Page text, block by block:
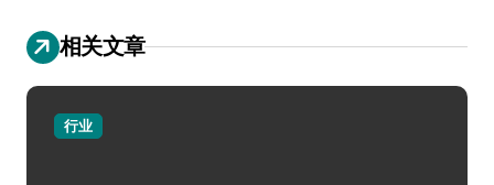
相关文章
行业